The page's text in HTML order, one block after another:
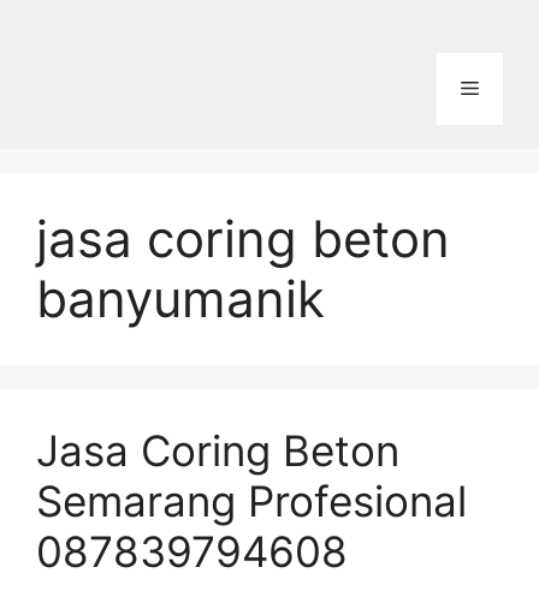
Menu
jasa coring beton
banyumanik
Jasa Coring Beton
Semarang Profesional
087839794608